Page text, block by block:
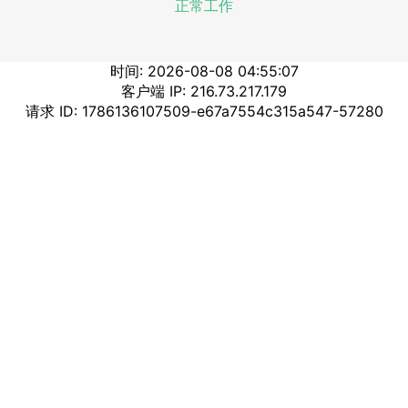
正常工作
时间: 2026-08-08 04:55:07
客户端 IP: 216.73.217.179
请求 ID: 1786136107509-e67a7554c315a547-57280